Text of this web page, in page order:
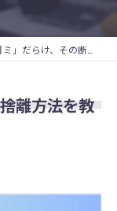
らけ、その断捨離方法を教えます』
離方法を教